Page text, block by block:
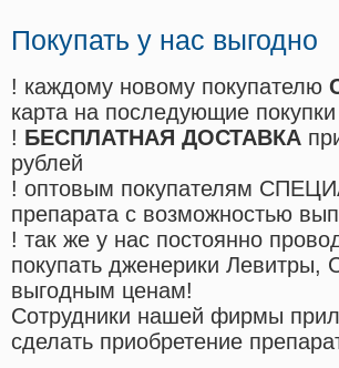
Покупать у нас выгодно
! каждому новому покупателю
карта на последующие покупки
! БЕСПЛАТНАЯ ДОСТАВКА
рублей
! оптовым покупателям
препарата с возможностью
! так же у нас постоянно
покупать дженерики
выгодным ценам!
Cотрудники нашей фирмы
сделать приобретение